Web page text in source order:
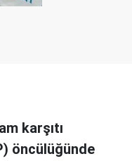
karşıtı
öncülüğünde